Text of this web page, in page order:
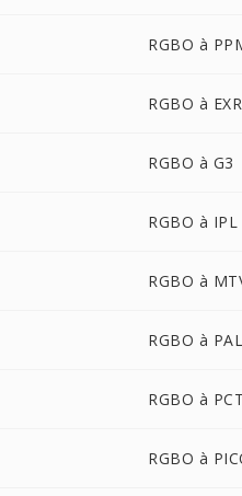
RGBO à
RGBO à EXR
RGBO à G3
RGBO à IPL
RGBO à
RGBO à
RGBO à PCT
RGBO à